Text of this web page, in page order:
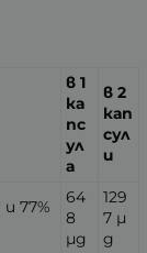
в 1
ка
пс
ул
а
в 2
кап
сул
и
77%
64
8
µg
129
7 µ
g